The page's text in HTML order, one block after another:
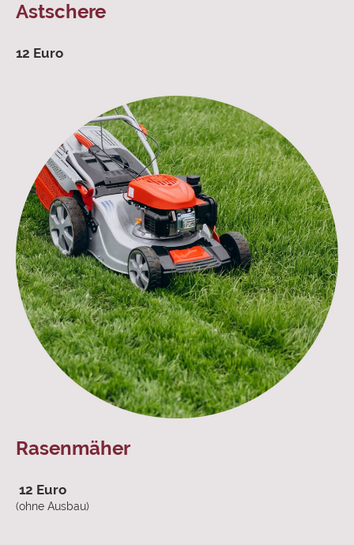
Astschere
12 Euro
Rasenmäher
12 Euro
(ohne Ausbau)